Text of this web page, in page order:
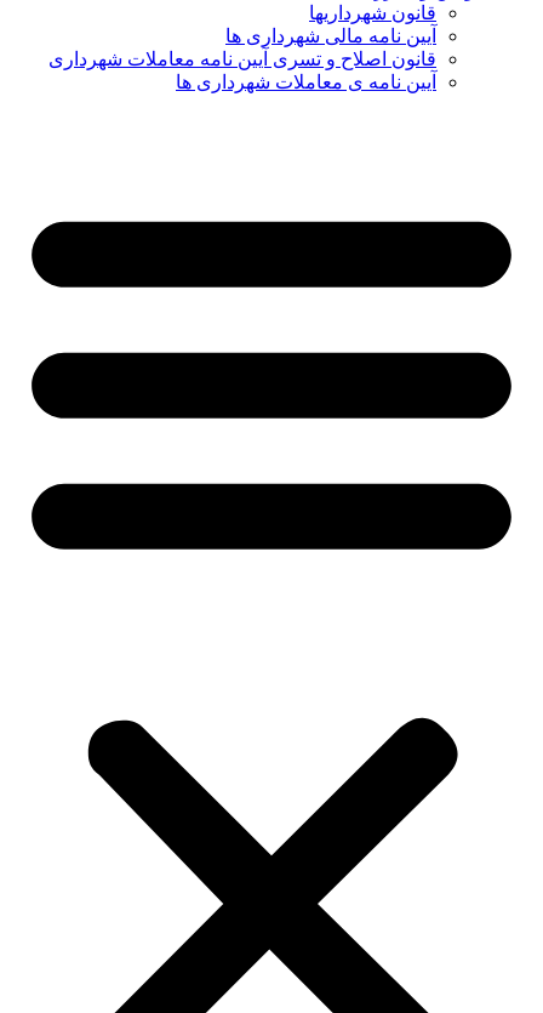
قانون شهرداریها
آیین نامه مالی شهرداری ها
قانون اصلاح و تسری آیین نامه معاملات شهرداری
آیین نامه ی معاملات شهرداری ها